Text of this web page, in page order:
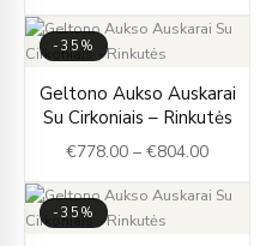
-35%
Geltono Aukso Auskarai
Su Cirkoniais – Rinkutės
€778.00 – €804.00
range:
€778.00
through
-35%